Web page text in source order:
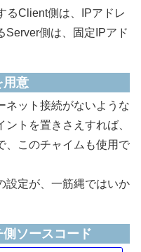
Client側は、IPアドレ
Server側は、固定IPアド
用意
ット接続がないような
トを置きさえすれば、
、このチャイムも使用で
定が、一筋縄ではいか
ソースコード